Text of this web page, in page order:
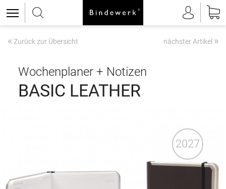
« Zurück zur Übersicht nächster Artikel »
2027
Wochenplaner + Notizen
BASIC LEATHER